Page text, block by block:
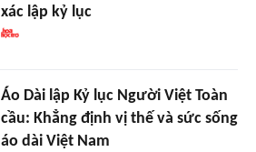
xác lập kỷ lục
Áo Dài lập Kỷ lục Người Việt Toàn
cầu: Khẳng định vị thế và sức sống
áo dài Việt Nam